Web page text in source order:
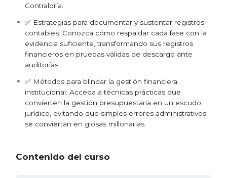
Contraloría.
✅ Estrategias para documentar y sustentar registros
contables: Conozca cómo respaldar cada fase con la
evidencia suficiente, transformando sus registros
financieros en pruebas válidas de descargo ante
auditorías.
✅ Métodos para blindar la gestión financiera
institucional: Acceda a técnicas prácticas que
convierten la gestión presupuestaria en un escudo
jurídico, evitando que simples errores administrativos
se conviertan en glosas millonarias.
Contenido del curso